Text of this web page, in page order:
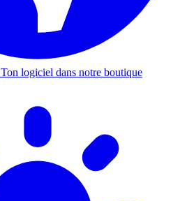
Ton logiciel dans notre boutique